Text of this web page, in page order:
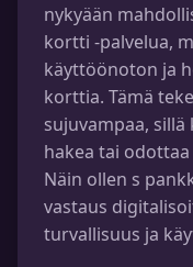
nykyään
kortti -palvelua,
käyttöönoton ja
korttia. Tämä
sujuvampaa,
hakea tai
Näin ollen s
vastaus
turvallisuus ja